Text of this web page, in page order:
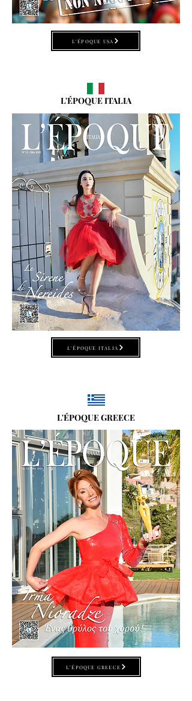
L'ÉPOQUE USA
L'ÉPOQUE ITALIA
L'ÉPOQUE ITALIA
L'ÉPOQUE GREECE
L'ÉPOQUE GREECE